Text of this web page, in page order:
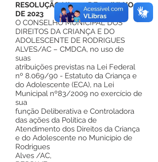
RESOLUÇÃO Nº 012, DE 17 JULHO
DE 2023
O CONSELHO MUNICIPAL DOS
DIREITOS DA CRIANÇA E DO
ADOLESCENTE DE RODRIGUES
ALVES/AC – CMDCA, no uso de
suas
atribuições previstas na Lei Federal
nº 8.069/90 - Estatuto da Criança e
do Adolescente (ECA), na Lei
Municipal nº83/2009 no exercício de
sua
função Deliberativa e Controladora
das ações da Política de
Atendimento dos Direitos da Criança
e do Adolescente no Município de
Rodrigues
Alves /AC,